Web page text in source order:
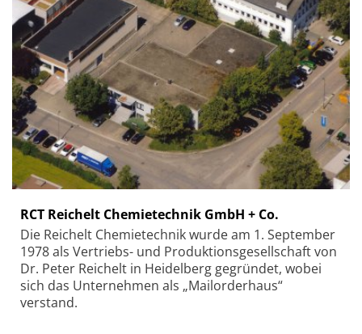
RCT Reichelt Chemietechnik GmbH + Co.
Die Reichelt Chemietechnik wurde am 1. September
1978 als Vertriebs- und Produktionsgesellschaft von
Dr. Peter Reichelt in Heidelberg gegründet, wobei
sich das Unternehmen als „Mailorderhaus“
verstand.